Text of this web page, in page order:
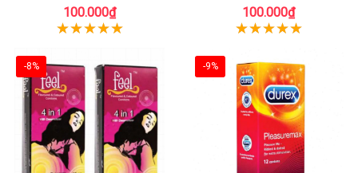
tuyệt đối
100.000₫
quan hệ thoải mái
100.000₫
-8% -9%